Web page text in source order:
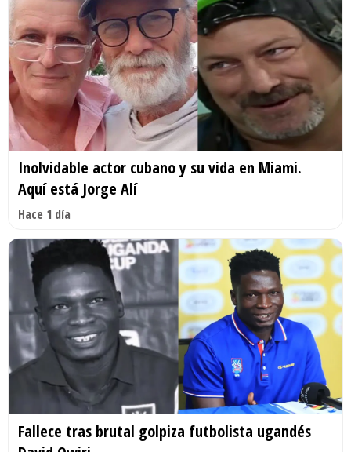
Inolvidable actor cubano y su vida en Miami.
Aquí está Jorge Alí
Hace 1 día
Fallece tras brutal golpiza futbolista ugandés